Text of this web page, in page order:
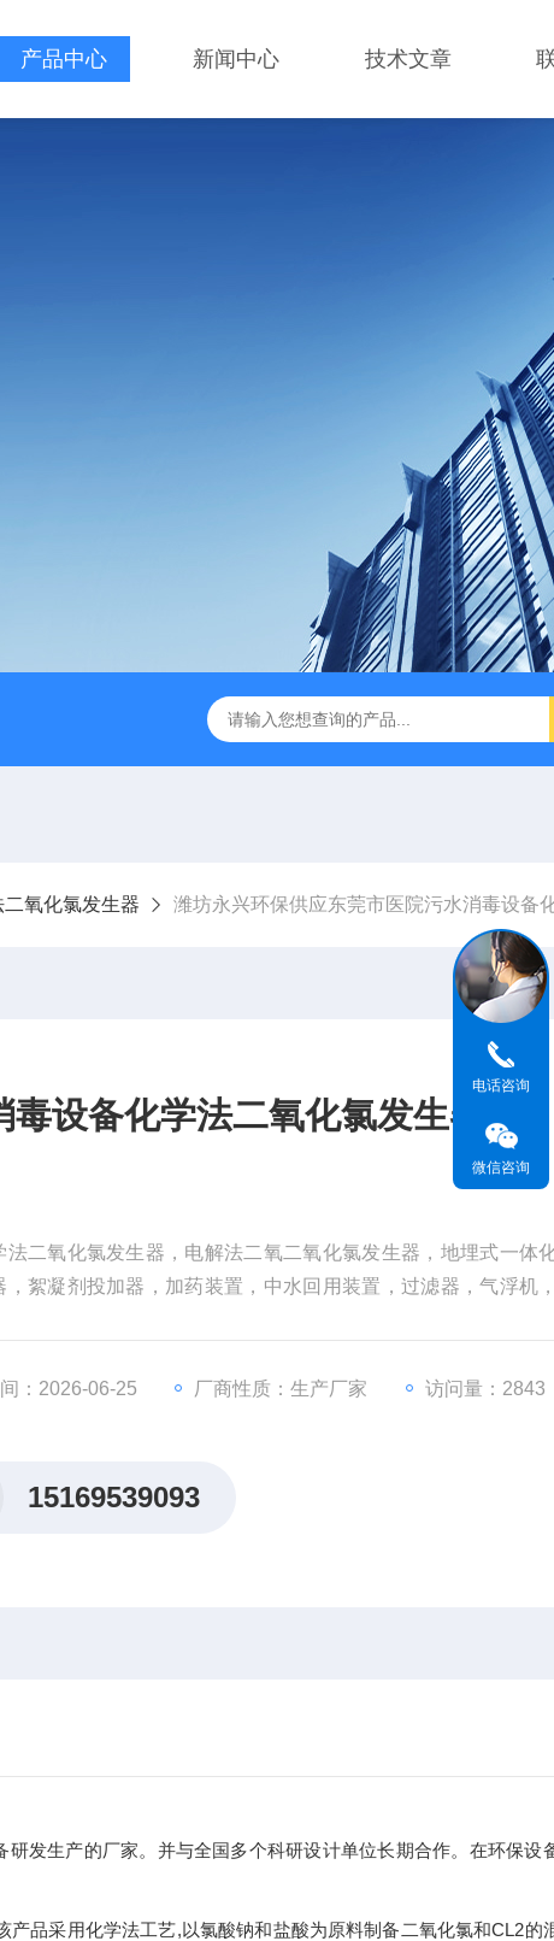
产品中心 新闻中心 技术文章
都一体化污水处理设备 电解法次氯酸钠发生器 二氧化氯发
二氧化氯发生器 潍坊永兴环保供应东莞市医院污水消毒设备化学法二氧化氯发
设备化学法二氧化氯发生器
二氧化氯发生器，电解法二氧二氧化氯发生器，地埋式一体
絮凝剂投加器，加药装置，中水回用装置，过滤器，气浮机
：2026-06-25 厂商性质：生产厂家 访问量：2843
15169539093
发生产的厂家。并与全国多个科研设计单位长期合作。在环保设
品采用化学法工艺,以氯酸钠和盐酸为原料制备二氧化氯和CL2的
电话咨询
微信咨询